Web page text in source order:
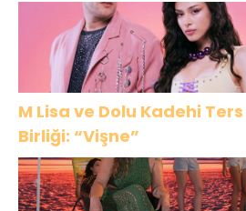
M Lisa ve Dolu Kadehi
Birliği: “Vişne”